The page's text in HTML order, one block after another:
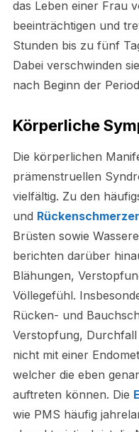
das Leben einer Frau
beeinträchtigen und
Stunden bis zu fünf
Dabei verschwinden
nach Beginn der
Körperliche
Die körperlichen
prämenstruellen
vielfältig. Zu den
und
Brüsten sowie
berichten darüber
Blähungen,
Völlegefühl.
Rücken- und
Verstopfung,
nicht mit einer
welcher die eben
auftreten können. Die
wie PMS häufig